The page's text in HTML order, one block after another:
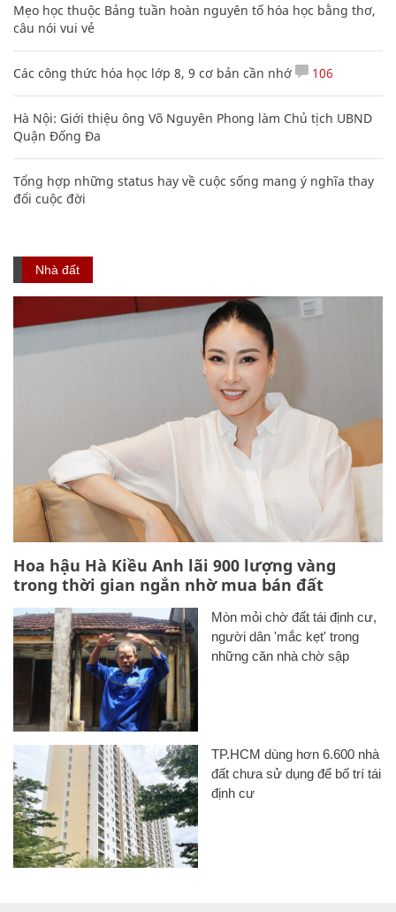
Mẹo học thuộc Bảng tuần hoàn nguyên tố hóa học bằng thơ,
câu nói vui vẻ
Các công thức hóa học lớp 8, 9 cơ bản cần nhớ 106
Hà Nội: Giới thiệu ông Võ Nguyên Phong làm Chủ tịch UBND
Quận Đống Đa
Tổng hợp những status hay về cuộc sống mang ý nghĩa thay
đổi cuộc đời
Nhà đất
Hoa hậu Hà Kiều Anh lãi 900 lượng vàng
trong thời gian ngắn nhờ mua bán đất
Mòn mỏi chờ đất tái định cư,
người dân 'mắc kẹt' trong
những căn nhà chờ sập
TP.HCM dùng hơn 6.600 nhà
đất chưa sử dụng để bố trí tái
định cư